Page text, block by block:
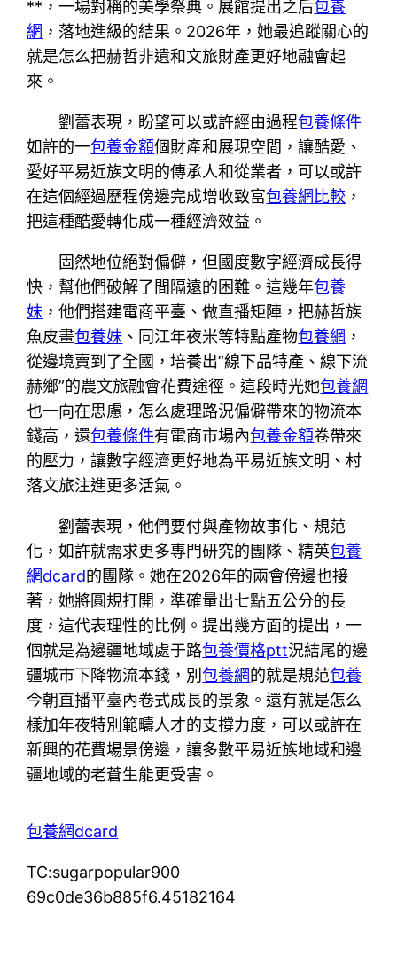
**，一場對稱的美學祭典。展館提出之后包養
網 ，落地進級的結果。2026年，她最追蹤關心的
就是怎么把赫哲非遺和文旅財產更好地融會起
來。
劉蕾表現，盼望可以或許經由過程包養條件
如許的一包養金額個財產和展現空間，讓酷愛、
愛好平易近族文明的傳承人和從業者，可以或許
在這個經過歷程傍邊完成增收致富包養網比較 ，
把這種酷愛轉化成一種經濟效益。
固然地位絕對偏僻，但國度數字經濟成長得
快，幫他們破解了間隔遠的困難。這幾年包養
妹 ，他們搭建電商平臺、做直播矩陣，把赫哲族
魚皮畫包養妹 、同江年夜米等特點產物包養網 ，
從邊境賣到了全國，培養出“線下品特產、線下流
赫鄉”的農文旅融會花費途徑。這段時光她包養網
也一向在思慮，怎么處理路況偏僻帶來的物流本
錢高，還包養條件有電商市場內包養金額卷帶來
的壓力，讓數字經濟更好地為平易近族文明、村
落文旅注進更多活氣。
劉蕾表現，他們要付與產物故事化、規范
化，如許就需求更多專門研究的團隊、精英包養
網dcard的團隊。她在2026年的兩會傍邊也接
著，她將圓規打開，準確量出七點五公分的長
度，這代表理性的比例。提出幾方面的提出，一
個就是為邊疆地域處于路包養價格ptt況結尾的邊
疆城市下降物流本錢，別包養網的就是規范包養
今朝直播平臺內卷式成長的景象。還有就是怎么
樣加年夜特別範疇人才的支撐力度，可以或許在
新興的花費場景傍邊，讓多數平易近族地域和邊
疆地域的老蒼生能更受害。
包養網dcard
TC:sugarpopular900
69c0de36b885f6.45182164